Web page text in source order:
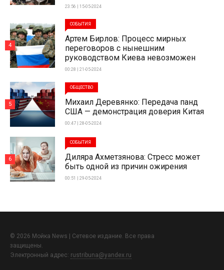
23:56 | 15-05-2024
СОБЫТИЯ
Артем Бирлов: Процесс мирных
переговоров с нынешним
руководством Киева невозможен
00:28 | 21-05-2024
4
ОБЩЕСТВО
Михаил Деревянко: Передача панд
США — демонстрация доверия Китая
00:47 | 28-05-2024
5
СОБЫТИЯ
Диляра Ахметзянова: Стресс может
быть одной из причин ожирения
00:51 | 29-05-2024
6
© 2026 Мойка News | Сетевое издание. Все права
защищены.
Электронный адрес: rustribuna@yandex.ru